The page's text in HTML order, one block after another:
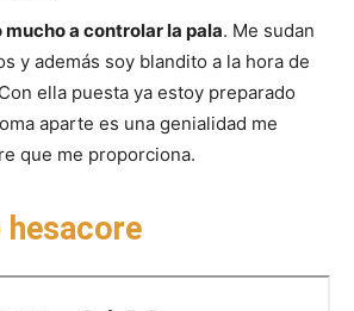
mucho a controlar la pala. Me sudan
y además soy blandito a la hora de
ella puesta ya estoy preparado
aparte es una genialidad me
que me proporciona.